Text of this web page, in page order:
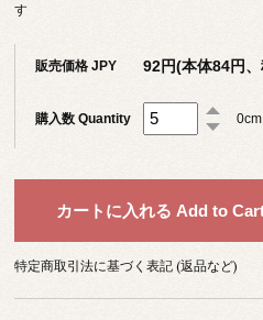
す
販売価格 JPY
購入数 Quantity 0cm
特定商取引法に基づく表記 (返品など)